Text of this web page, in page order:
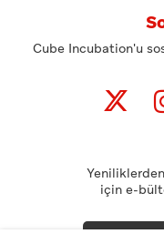
Cube Incubation'u
için e-